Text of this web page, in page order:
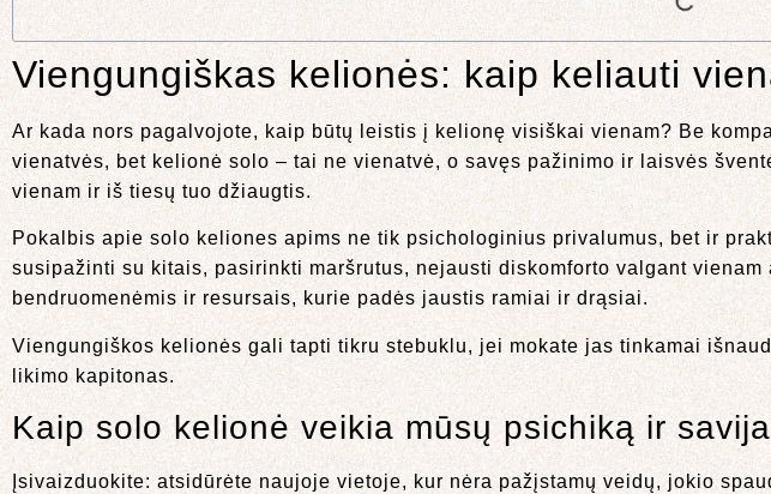
Viengungiškas kelionės: kaip keliauti
Ar kada nors pagalvojote, kaip būtų leistis į kelionę visiškai vienam? Be
vienatvės, bet kelionė solo – tai ne vienatvė, o savęs pažinimo ir laisvės
vienam ir iš tiesų tuo džiaugtis.
Pokalbis apie solo keliones apims ne tik psichologinius privalumus, bet ir
susipažinti su kitais, pasirinkti maršrutus, nejausti diskomforto valgant
bendruomenėmis ir resursais, kurie padės jaustis ramiai ir drąsiai.
Viengungiškos kelionės gali tapti tikru stebuklu, jei mokate jas tinkamai
likimo kapitonas.
Kaip solo kelionė veikia mūsų psichiką ir
Įsivaizduokite: atsidūrėte naujoje vietoje, kur nėra pažįstamų veidų, jokio